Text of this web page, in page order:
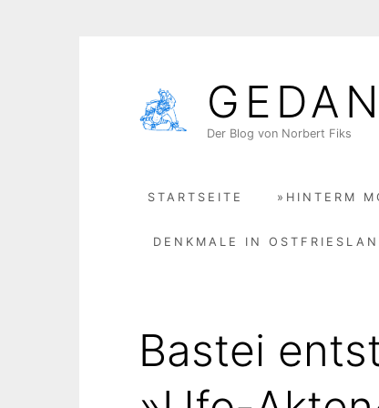
Der Blog von Norbert Fiks
STARTSEITE »HINTERM
DENKMALE IN
Bastei